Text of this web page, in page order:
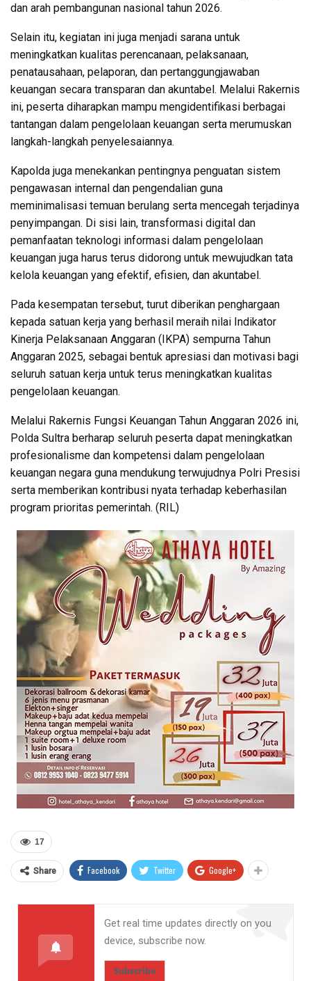
dan arah pembangunan nasional tahun 2026.
Selain itu, kegiatan ini juga menjadi sarana untuk
meningkatkan kualitas perencanaan, pelaksanaan,
penatausahaan, pelaporan, dan pertanggungjawaban
keuangan secara transparan dan akuntabel. Melalui Rakernis
ini, peserta diharapkan mampu mengidentifikasi berbagai
tantangan dalam pengelolaan keuangan serta merumuskan
langkah-langkah penyelesaiannya.
Kapolda juga menekankan pentingnya penguatan sistem
pengawasan internal dan pengendalian guna
meminimalisasi temuan berulang serta mencegah terjadinya
penyimpangan. Di sisi lain, transformasi digital dan
pemanfaatan teknologi informasi dalam pengelolaan
keuangan juga harus terus didorong untuk mewujudkan tata
kelola keuangan yang efektif, efisien, dan akuntabel.
Pada kesempatan tersebut, turut diberikan penghargaan
kepada satuan kerja yang berhasil meraih nilai Indikator
Kinerja Pelaksanaan Anggaran (IKPA) sempurna Tahun
Anggaran 2025, sebagai bentuk apresiasi dan motivasi bagi
seluruh satuan kerja untuk terus meningkatkan kualitas
pengelolaan keuangan.
Melalui Rakernis Fungsi Keuangan Tahun Anggaran 2026 ini,
Polda Sultra berharap seluruh peserta dapat meningkatkan
profesionalisme dan kompetensi dalam pengelolaan
keuangan negara guna mendukung terwujudnya Polri Presisi
serta memberikan kontribusi nyata terhadap keberhasilan
program prioritas pemerintah. (RIL)
17
Share Facebook Twitter Google+
Get real time updates directly on you
device, subscribe now.
Subscribe